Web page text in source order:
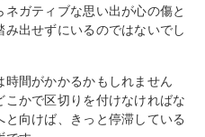
ガティブな思い出が心の傷と
出せずにいるのではないでし
間がかかるかもしれません
かで区切りを付けなければな
向けば、きっと停滞している